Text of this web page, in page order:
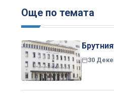
Още по темата
30